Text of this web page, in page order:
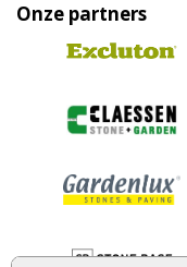
Onze partners